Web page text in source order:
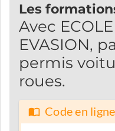
Les
Avec
EVASION,
permis
roues.
Code en ligne